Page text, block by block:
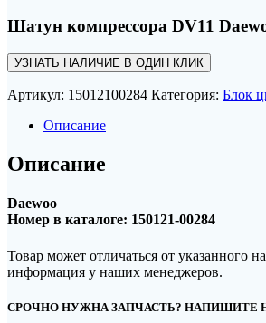
Шатун компрессора DV11
УЗНАТЬ НАЛИЧИЕ В ОДИН КЛИК
Артикул: 15012100284 Категория: Блок
Описание
Описание
Daewoo
Номер в каталоге: 150121-00284
Товар может отличаться от указанного
информация у наших менеджеров.
СРОЧНО НУЖНА ЗАПЧАСТЬ? НАПИШИТЕ